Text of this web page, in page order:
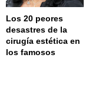
Los 20 peores
desastres de la
cirugía estética en
los famosos